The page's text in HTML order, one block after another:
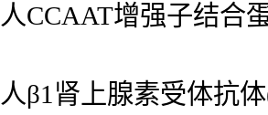
人CCAAT增强子结合
人β1肾上腺素受体抗